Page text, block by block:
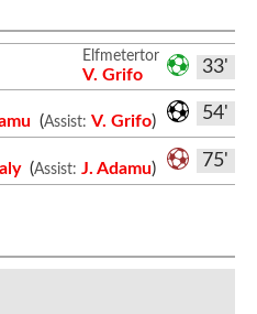
33'
Elfmetertor
V. Grifo
54'
(Assist: V. Grifo)
75'
(Assist: J. Adamu)